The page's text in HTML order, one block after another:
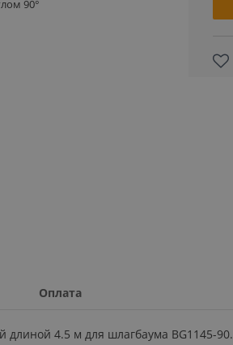
90°
Оплата
длиной 4.5 м для шлагбаума BG1145-90.